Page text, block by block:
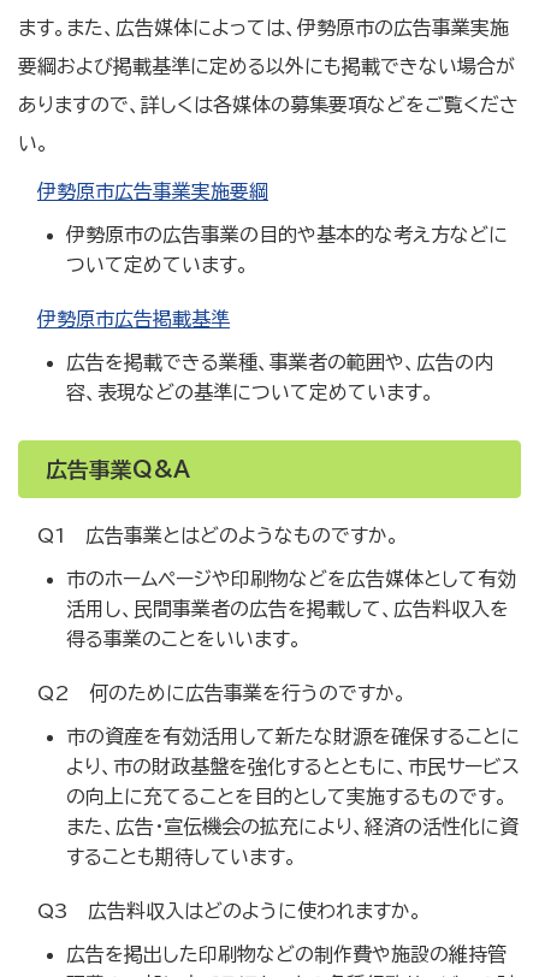
ます。また、広告媒体によっては、伊勢原市の広告事業実施
要綱および掲載基準に定める以外にも掲載できない場合が
ありますので、詳しくは各媒体の募集要項などをご覧くださ
い。
伊勢原市広告事業実施要綱
伊勢原市の広告事業の目的や基本的な考え方などに
ついて定めています。
伊勢原市広告掲載基準
広告を掲載できる業種、事業者の範囲や、広告の内
容、表現などの基準について定めています。
広告事業Q&A
Q1 広告事業とはどのようなものですか。
市のホームページや印刷物などを広告媒体として有効
活用し、民間事業者の広告を掲載して、広告料収入を
得る事業のことをいいます。
Q2 何のために広告事業を行うのですか。
市の資産を有効活用して新たな財源を確保することに
より、市の財政基盤を強化するとともに、市民サービス
の向上に充てることを目的として実施するものです。
また、広告・宣伝機会の拡充により、経済の活性化に資
することも期待しています。
Q3 広告料収入はどのように使われますか。
広告を掲出した印刷物などの制作費や施設の維持管